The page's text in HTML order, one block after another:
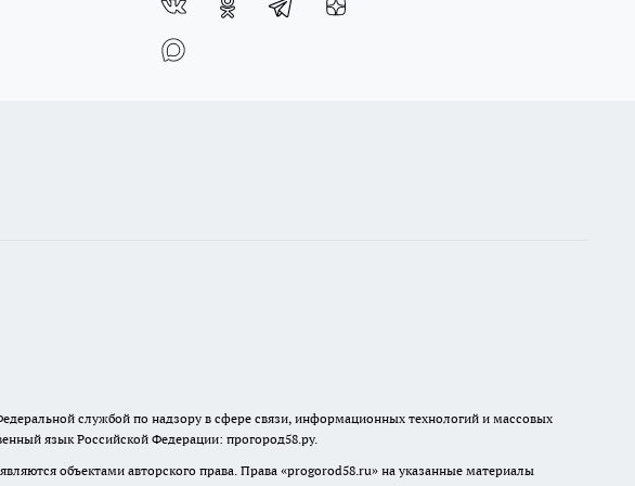
службой по надзору в сфере связи, информационных технологий и массовых
язык Российской Федерации: прогород58.ру.
объектами авторского права. Права «progorod58.ru» на указанные материалы